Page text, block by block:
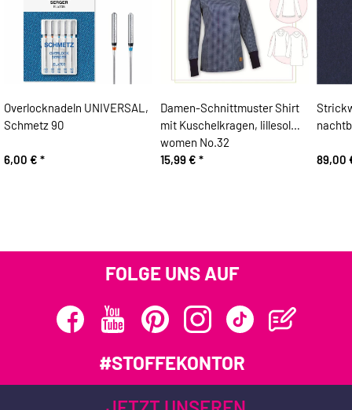
Overlocknadeln UNIVERSAL,
Schmetz 90
6,00 € *
Damen-Schnittmuster Shirt
mit Kuschelkragen, lillesol
women No.32
15,99 € * 89,00
FOLGE UNS AUF
#STOFFEKONTOR